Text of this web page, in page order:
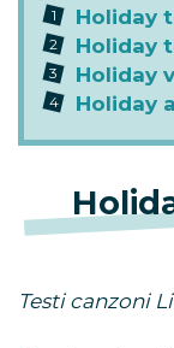
Holiday
Holiday
Holiday
Holiday
Testi canzoni